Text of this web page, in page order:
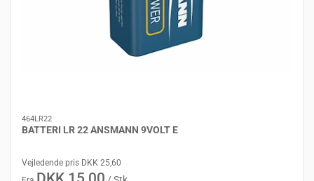
464LR22
BATTERI LR 22 ANSMANN 9VOLT E
Vejledende pris DKK 25,60